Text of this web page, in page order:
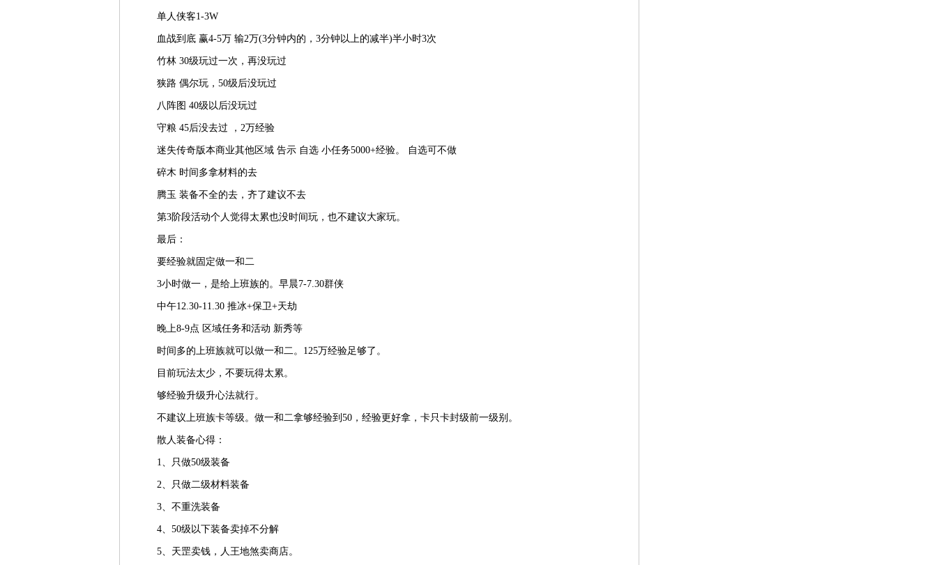
单人侠客1-3W
血战到底 赢4-5万 输2万(3分钟内的，3分钟以上的减半)半小时3次
竹林 30级玩过一次，再没玩过
狭路 偶尔玩，50级后没玩过
八阵图 40级以后没玩过
守粮 45后没去过 ，2万经验
迷失传奇版本商业其他区域 告示 自选 小任务5000+经验。 自选可不做
碎木 时间多拿材料的去
腾玉 装备不全的去，齐了建议不去
第3阶段活动个人觉得太累也没时间玩，也不建议大家玩。
最后：
要经验就固定做一和二
3小时做一，是给上班族的。早晨7-7.30群侠
中午12.30-11.30 推冰+保卫+天劫
晚上8-9点 区域任务和活动 新秀等
时间多的上班族就可以做一和二。125万经验足够了。
目前玩法太少，不要玩得太累。
够经验升级升心法就行。
不建议上班族卡等级。做一和二拿够经验到50，经验更好拿，卡只卡封级前一级别。
散人装备心得：
1、只做50级装备
2、只做二级材料装备
3、不重洗装备
4、50级以下装备卖掉不分解
5、天罡卖钱，人王地煞卖商店。